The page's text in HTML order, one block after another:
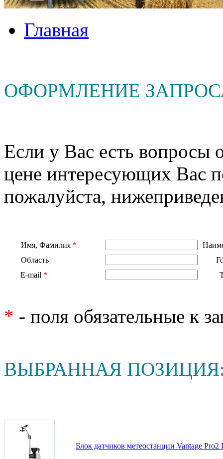
Главная
ОФОРМЛЕНИЕ
Если у Вас есть вопросы
цене интересующих Вас
пожалуйста,
Имя, Фамилия *
Область
E-mail *
* - поля обязательные к
ВЫБРАННАЯ
Блок датчиков метеостанции Vantage Pro2